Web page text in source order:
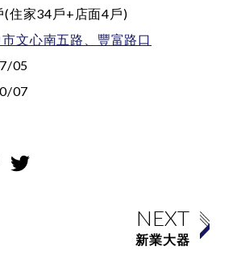
(住家34戶+店面4戶)
市文心南五路、豐富路口
05
07
NEXT
新業大器